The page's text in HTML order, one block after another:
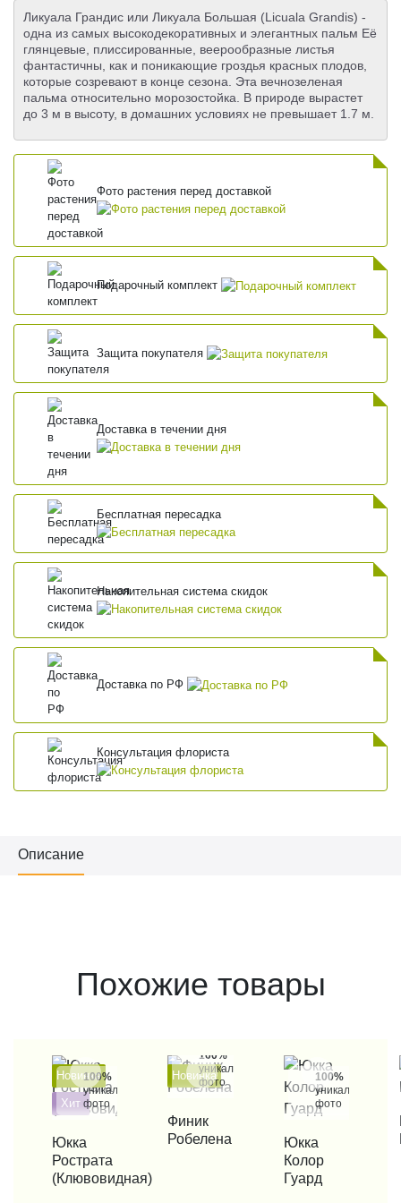
Ликуала Грандис или Ликуала Большая (Licuala Grandis) -
одна из самых высокодекоративных и элегантных пальм Её
глянцевые, плиссированные, веерообразные листья
фантастичны, как и поникающие гроздья красных плодов,
которые созревают в конце сезона. Эта вечнозеленая
пальма относительно морозостойка. В природе вырастет
до 3 м в высоту, в домашних условиях не превышает 1.7 м.
Фото растения перед доставкой
Подарочный комплект
Защита покупателя
Доставка в течении дня
Бесплатная пересадка
Накопительная система скидок
Доставка по РФ
Консультация флориста
Описание
Похожие товары
Новинка
Хит
100%
уникальные
фото
КУПИТЬ В 1 КЛИК
Юкка
Рострата
(Клювовидная)
Новинка
100%
уникальные
фото
КУПИТЬ В 1 КЛИК
Финик
Робелена
100%
уникальные
фото
КУПИТЬ В 1 КЛИК
Юкка
Колор
Гуард